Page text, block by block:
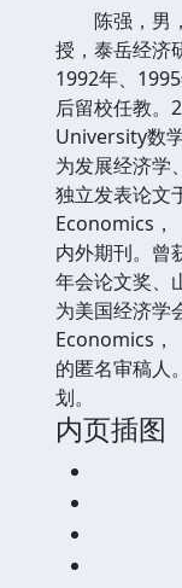
陈强，男，
授，泰岳经济
1992年、
后留校任教
University数
为发展经济学
独立发表论
Economics，
内外期刊。曾
年会论文奖、
为美国经济学
Economics，
的匿名审稿人
划。
内页插图